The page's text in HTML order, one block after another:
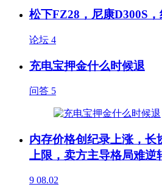
松下FZ28，尼康D300S
论坛 4
充电宝押金什么时候退
问答 5
内存价格创纪录上涨，长
上限，卖方主导格局难逆
9 08.02